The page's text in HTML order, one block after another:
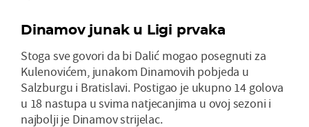
Dinamov junak u Ligi prvaka
Stoga sve govori da bi Dalić mogao posegnuti za
Kulenovićem, junakom Dinamovih pobjeda u
Salzburgu i Bratislavi. Postigao je ukupno 14 golova
u 18 nastupa u svima natjecanjima u ovoj sezoni i
najbolji je Dinamov strijelac.